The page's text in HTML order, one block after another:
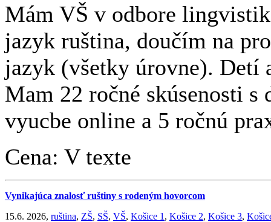
Mám VŠ v odbore
jazyk ruština, doučím na
jazyk (všetky úrovne). Detí
Mam 22 ročné skúsenosti
vyucbe online a 5 ročnú
Cena: V texte
Vynikajúca znalosť ruštiny s rodeným hovorcom
15.6. 2026, ruština, ZŠ, SŠ, VŠ, Košice 1 , Košice 2, Košice 3,